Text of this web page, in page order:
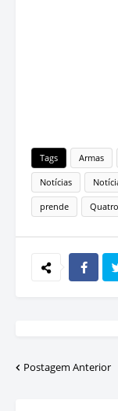
Tags Armas
Notícias
prende Quatro
Postagem Anterior